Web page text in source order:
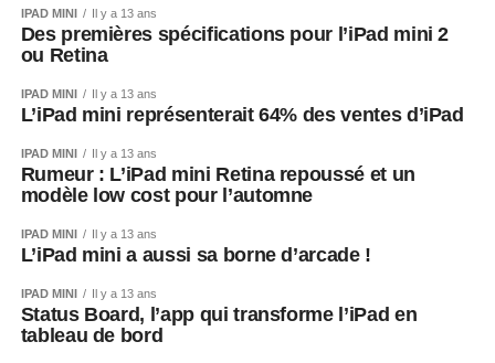
IPAD MINI Il y a 13 ans
Des premières spécifications pour l’iPad mini 2
ou Retina
IPAD MINI Il y a 13 ans
L’iPad mini représenterait 64% des ventes d’iPad
IPAD MINI Il y a 13 ans
Rumeur : L’iPad mini Retina repoussé et un
modèle low cost pour l’automne
IPAD MINI Il y a 13 ans
L’iPad mini a aussi sa borne d’arcade !
IPAD MINI Il y a 13 ans
Status Board, l’app qui transforme l’iPad en
tableau de bord